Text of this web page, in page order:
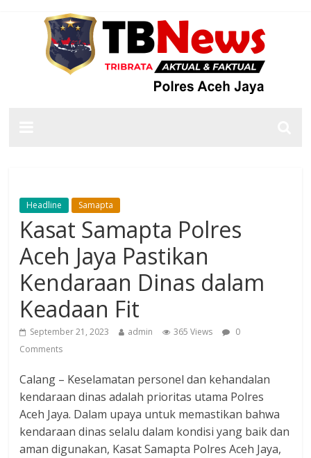
Headline Samapta
Kasat Samapta Polres
Aceh Jaya Pastikan
Kendaraan Dinas dalam
Keadaan Fit
September 21, 2023 admin 365 Views
0
Comments
Calang – Keselamatan personel dan kehandalan
kendaraan dinas adalah prioritas utama Polres
Aceh Jaya. Dalam upaya untuk memastikan bahwa
kendaraan dinas selalu dalam kondisi yang baik dan
aman digunakan, Kasat Samapta Polres Aceh Jaya,